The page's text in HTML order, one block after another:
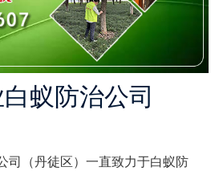
蚁防治公司
司（丹徒区）一直致力于白蚁防